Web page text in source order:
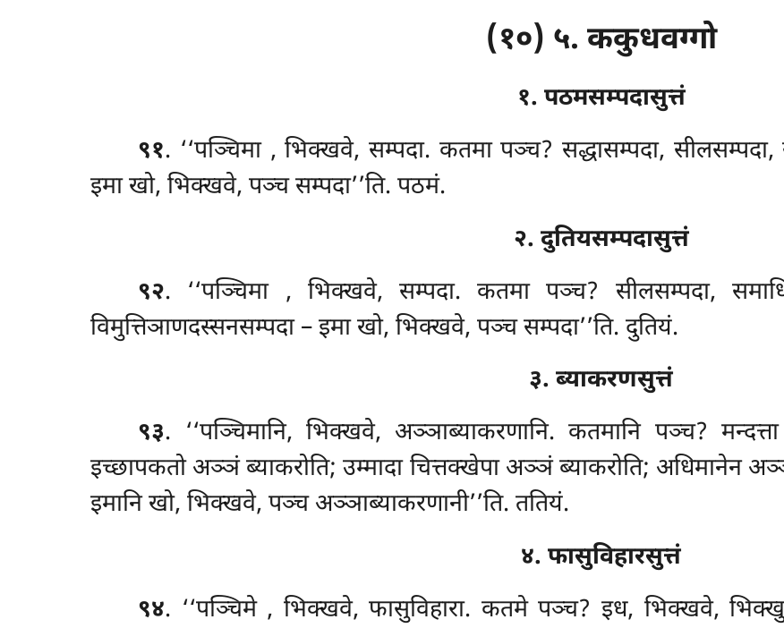
(१०) ५. ककुधवग्गो
१. पठमसम्पदासुत्तं
९१. ‘‘पञ्चिमा , भिक्खवे, सम्पदा. कतमा पञ्च? सद्धासम्पदा, सीलसम्पदा,
इमा खो, भिक्खवे, पञ्च सम्पदा’’ति. पठमं.
२. दुतियसम्पदासुत्तं
९२. ‘‘पञ्चिमा , भिक्खवे, सम्पदा. कतमा पञ्च? सीलसम्पदा,
विमुत्तिञाणदस्सनसम्पदा – इमा खो, भिक्खवे, पञ्च सम्पदा’’ति. दुतियं.
३. ब्याकरणसुत्तं
९३. ‘‘पञ्चिमानि, भिक्खवे, अञ्ञाब्याकरणानि. कतमानि पञ्च?
इच्छापकतो अञ्ञं ब्याकरोति; उम्मादा चित्तक्खेपा अञ्ञं ब्याकरोति; अधिमानेन
इमानि खो, भिक्खवे, पञ्च अञ्ञाब्याकरणानी’’ति. ततियं.
४. फासुविहारसुत्तं
९४. ‘‘पञ्चिमे , भिक्खवे, फासुविहारा. कतमे पञ्च? इध, भिक्खवे, भिक्खु